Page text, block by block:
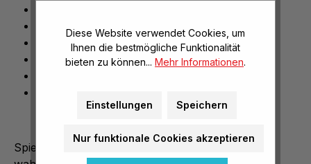
Radius: 70 cm
rutschfest
robust
Spiel-, Einrichtungs- und Bühnenpodeste - ...sind
Diese Website verwendet Cookies, um
Ihnen die bestmögliche Funktionalität
bieten zu können... Mehr Informationen.
Einstellungen Speichern
Nur funktionale Cookies akzeptieren